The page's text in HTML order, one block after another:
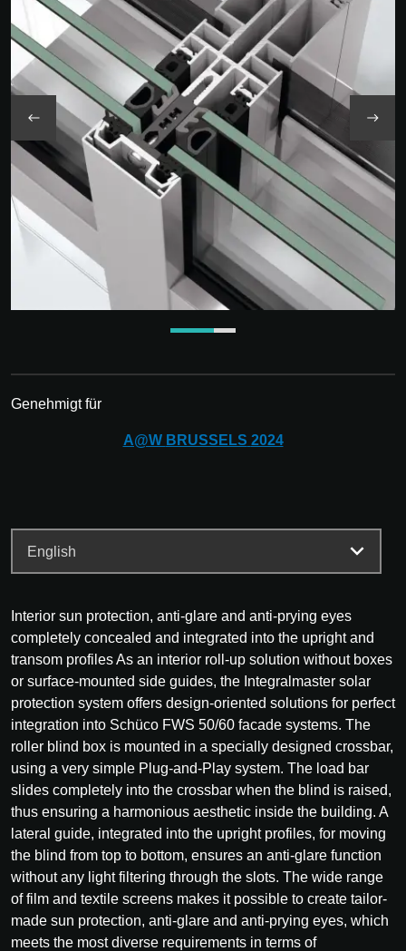
Genehmigt für
A@W BRUSSELS 2024
Interior sun protection, anti-glare and anti-prying eyes
completely concealed and integrated into the upright and
transom profiles As an interior roll-up solution without boxes
or surface-mounted side guides, the Integralmaster solar
protection system offers design-oriented solutions for perfect
integration into Schüco FWS 50/60 facade systems. The
roller blind box is mounted in a specially designed crossbar,
using a very simple Plug-and-Play system. The load bar
slides completely into the crossbar when the blind is raised,
thus ensuring a harmonious aesthetic inside the building. A
lateral guide, integrated into the upright profiles, for moving
the blind from top to bottom, ensures an anti-glare function
without any light filtering through the slots. The wide range
of film and textile screens makes it possible to create tailor-
made sun protection, anti-glare and anti-prying eyes, which
meets the most diverse requirements in terms of